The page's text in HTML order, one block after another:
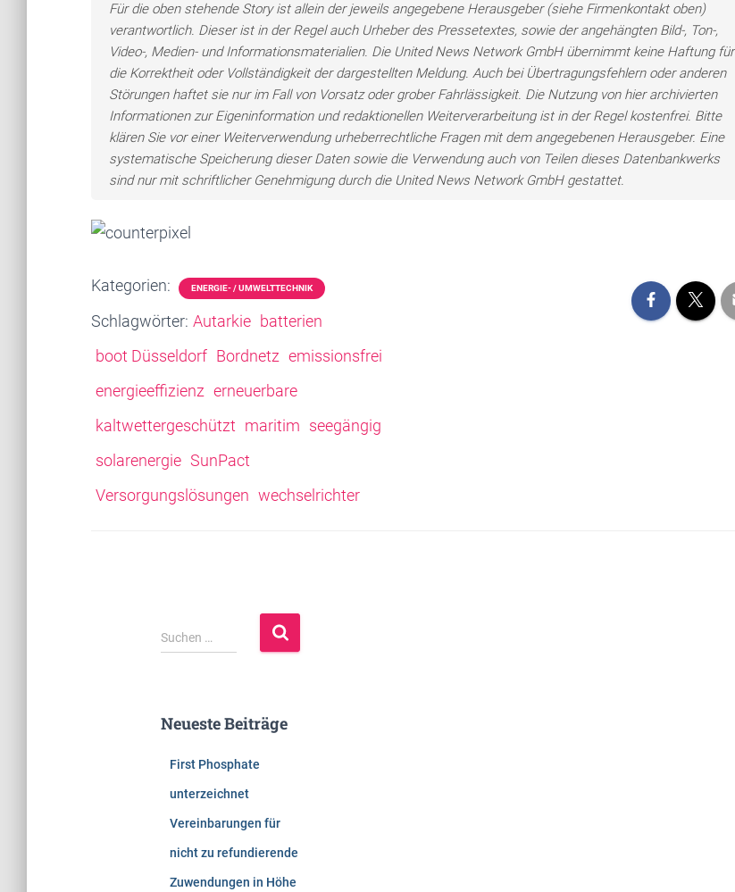
Für die oben stehende Story ist allein der jeweils angegebene Herausgeber (siehe Firmenkontakt oben)
verantwortlich. Dieser ist in der Regel auch Urheber des Pressetextes, sowie der angehängten Bild-, Ton-,
Video-, Medien- und Informationsmaterialien. Die United News Network GmbH übernimmt keine Haftung für
die Korrektheit oder Vollständigkeit der dargestellten Meldung. Auch bei Übertragungsfehlern oder anderen
Störungen haftet sie nur im Fall von Vorsatz oder grober Fahrlässigkeit. Die Nutzung von hier archivierten
Informationen zur Eigeninformation und redaktionellen Weiterverarbeitung ist in der Regel kostenfrei. Bitte
klären Sie vor einer Weiterverwendung urheberrechtliche Fragen mit dem angegebenen Herausgeber. Eine
systematische Speicherung dieser Daten sowie die Verwendung auch von Teilen dieses Datenbankwerks
sind nur mit schriftlicher Genehmigung durch die United News Network GmbH gestattet.
Kategorien: ENERGIE- / UMWELTTECHNIK
Schlagwörter: Autarkie batterien
boot Düsseldorf Bordnetz emissionsfrei
energieeffizienz erneuerbare
kaltwettergeschützt maritim seegängig
solarenergie SunPact
Versorgungslösungen wechselrichter
S
u
n
Suchen …
Neueste Beiträge
First Phosphate
unterzeichnet
Vereinbarungen für
nicht zu refundierende
Zuwendungen in Höhe